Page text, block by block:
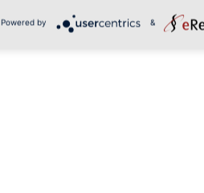
Powered by &